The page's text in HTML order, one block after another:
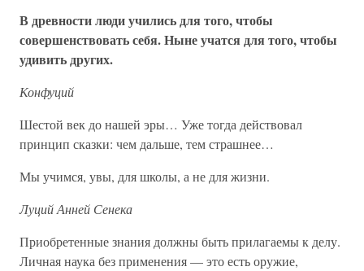
В древности люди учились для того, чтобы
совершенствовать себя. Ныне учатся для того, чтобы
удивить других.
Конфуций
Шестой век до нашей эры… Уже тогда действовал
принцип сказки: чем дальше, тем страшнее…
Мы учимся, увы, для школы, а не для жизни.
Луций Анней Сенека
Приобретенные знания должны быть прилагаемы к делу.
Личная наука без применения — это есть оружие,